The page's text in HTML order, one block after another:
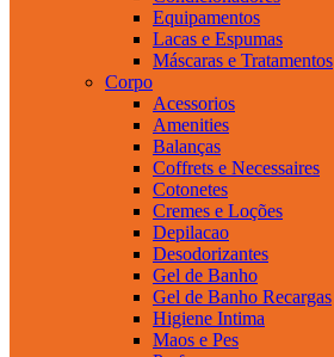
Equipamentos
Lacas e Espumas
Máscaras e Tratamentos
Corpo
Acessorios
Amenities
Balanças
Coffrets e Necessaires
Cotonetes
Cremes e Loções
Depilacao
Desodorizantes
Gel de Banho
Gel de Banho Recargas
Higiene Intima
Maos e Pes